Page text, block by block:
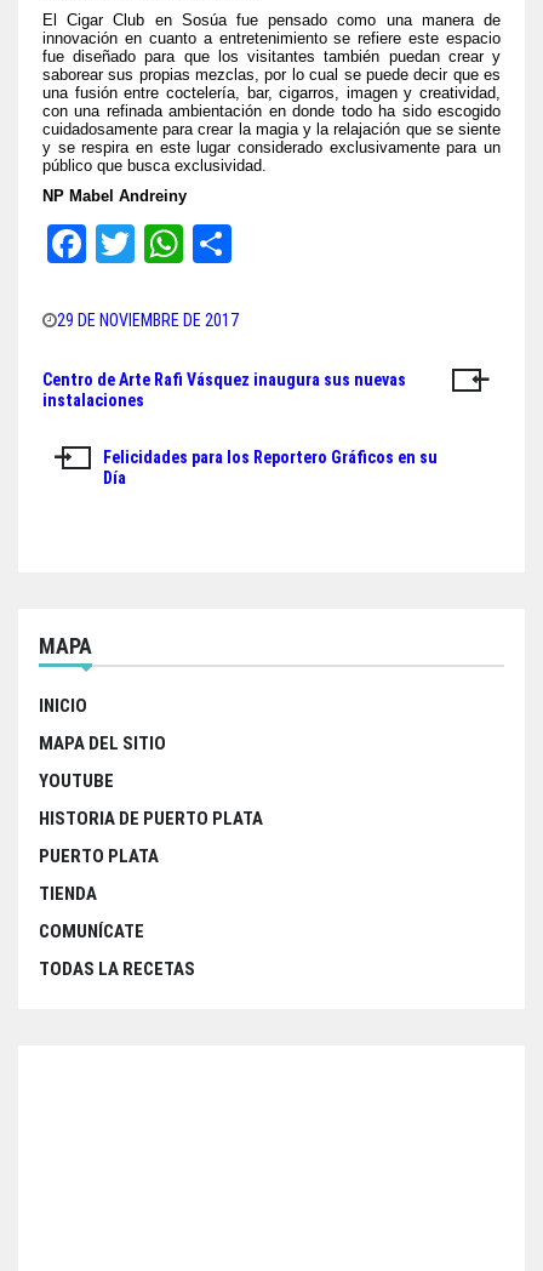
El Cigar Club en Sosúa fue pensado como una manera de
innovación en cuanto a entretenimiento se refiere este espacio
fue diseñado para que los visitantes también puedan crear y
saborear sus propias mezclas, por lo cual se puede decir que es
una fusión entre coctelería, bar, cigarros, imagen y creatividad,
con una refinada ambientación en donde todo ha sido escogido
cuidadosamente para crear la magia y la relajación que se siente
y se respira en este lugar considerado exclusivamente para un
público que busca exclusividad.
NP Mabel Andreiny
Fa
bo
ok
T
tt
er
W
ts
A
pp
e
29 DE NOVIEMBRE DE 2017
Navegación
entradas
Centro de Arte Rafi Vásquez inaugura sus nuevas
instalaciones
Felicidades para los Reportero Gráficos en su
Día
MAPA
INICIO
MAPA DEL SITIO
YOUTUBE
HISTORIA DE PUERTO PLATA
PUERTO PLATA
TIENDA
COMUNÍCATE
TODAS LA RECETAS